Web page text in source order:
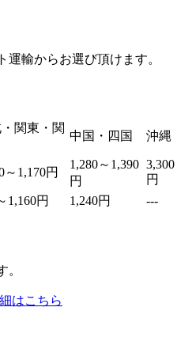
輸からお選び頂けます。
関東・関
中国・四国 沖縄
～1,170円
1,280～1,390
円
3,300
円
1,160円 1,240円 ---
。
はこちら